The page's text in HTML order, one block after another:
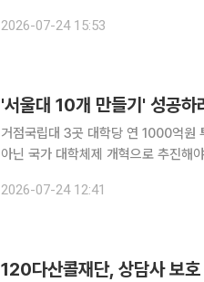
된 현 씨 등에 대한 결심공판을 열었
2026-07-24 15:53
'서울대 10개 만들기' 성공
거점국립대 3곳 대학당 연 1000억원
아닌 국가 대학체제 개혁으로 추진해야" 교육부가 '서울대 10개 만들기'의 첫 단계로 거점국
로 육성하려면 전임교원 최대 5850
2026-07-24 12:41
120다산콜재단, 상담사 보